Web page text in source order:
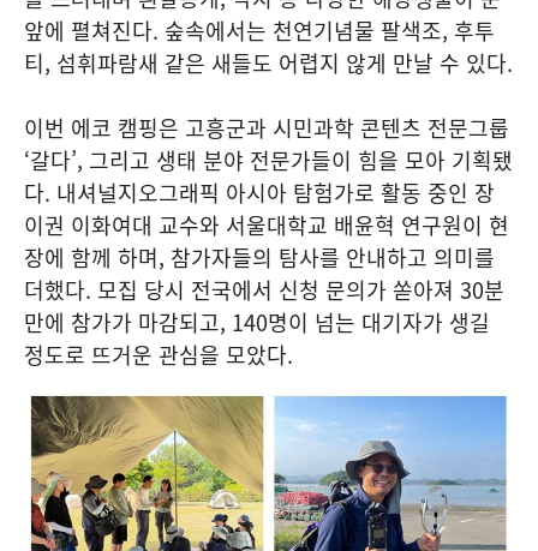
앞에 펼쳐진다. 숲속에서는 천연기념물 팔색조, 후투
티, 섬휘파람새 같은 새들도 어렵지 않게 만날 수 있다.
이번 에코 캠핑은 고흥군과 시민과학 콘텐츠 전문그룹
‘갈다’, 그리고 생태 분야 전문가들이 힘을 모아 기획됐
다. 내셔널지오그래픽 아시아 탐험가로 활동 중인 장
이권 이화여대 교수와 서울대학교 배윤혁 연구원이 현
장에 함께 하며, 참가자들의 탐사를 안내하고 의미를
더했다. 모집 당시 전국에서 신청 문의가 쏟아져 30분
만에 참가가 마감되고, 140명이 넘는 대기자가 생길
정도로 뜨거운 관심을 모았다.